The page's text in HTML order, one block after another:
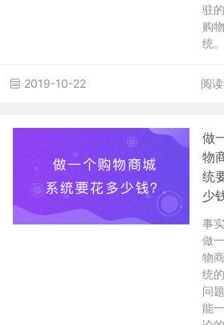
驻
购
统。
2019-10-22 阅
做
物
统
少
事
做
物
统
问
能